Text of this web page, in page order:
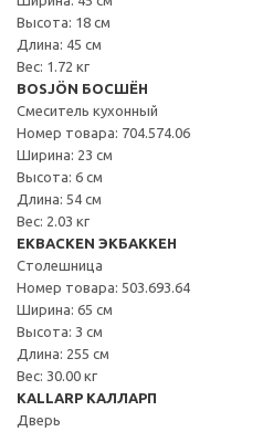
Высота: 18 см
Длина: 45 см
Вес: 1.72 кг
BOSJÖN БОСШЁН
Смеситель кухонный
Номер товара: 704.574.06
Ширина: 23 см
Высота: 6 см
Длина: 54 см
Вес: 2.03 кг
EKBACKEN ЭКБАККЕН
Столешница
Номер товара: 503.693.64
Ширина: 65 см
Высота: 3 см
Длина: 255 см
Вес: 30.00 кг
KALLARP КАЛЛАРП
Дверь